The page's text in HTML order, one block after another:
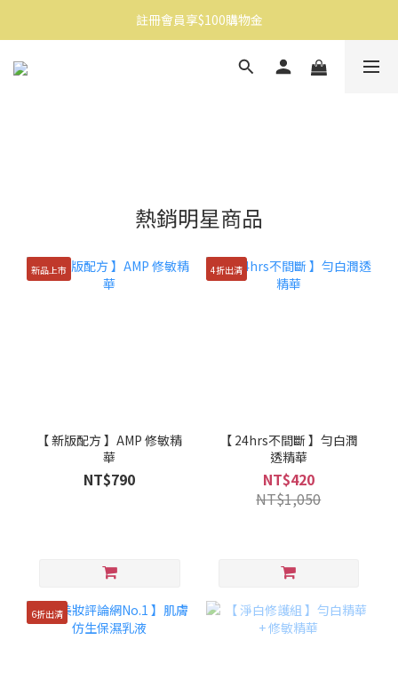
消費滿$1500免運
註冊會員享$100購物金
消費滿$1500免運
熱銷明星商品
新品上市
【 新版配方 】AMP 修敏精
華
NT$790
4折出清
【 24hrs不間斷 】勻白潤
透精華
NT$420
NT$1,050
6折出清